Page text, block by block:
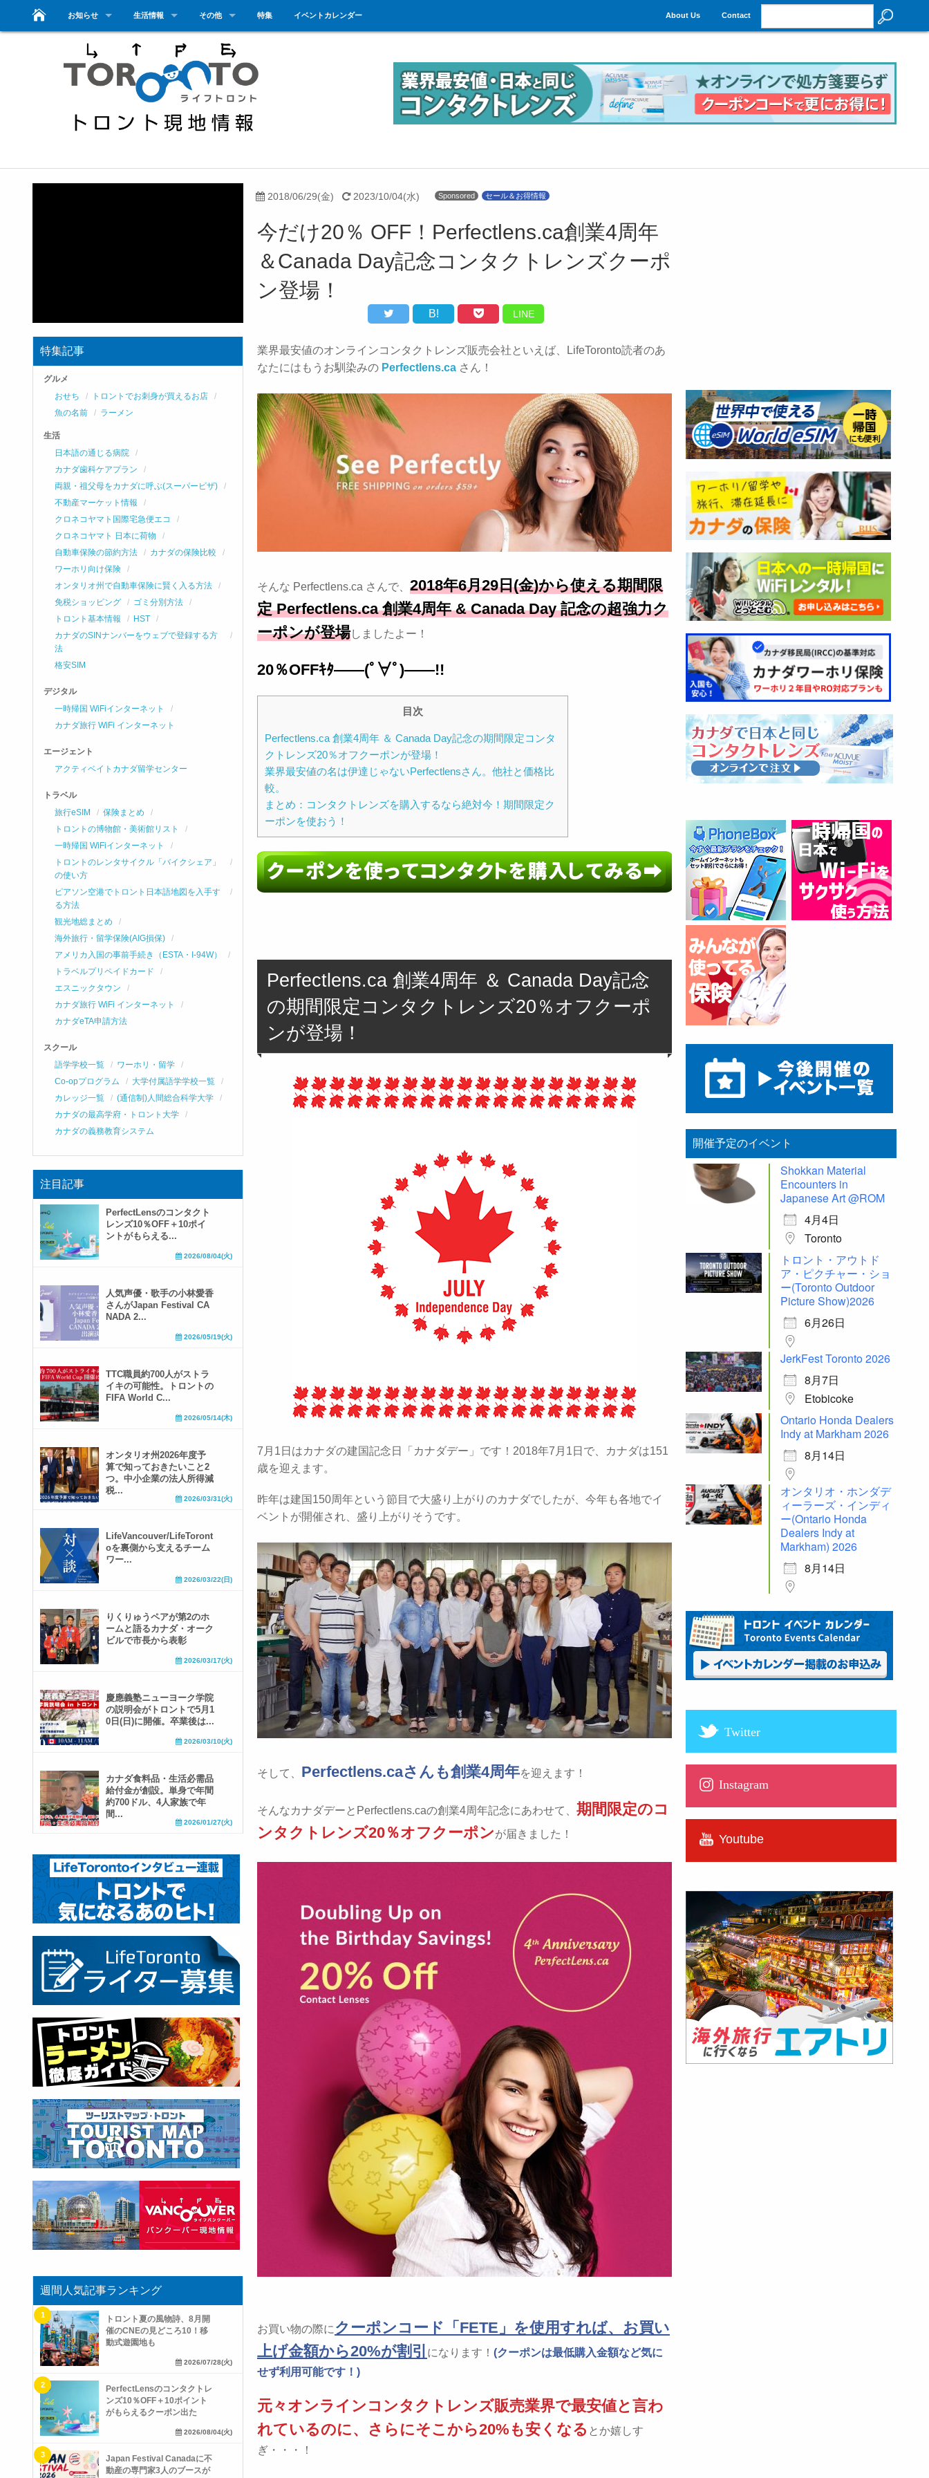
お知らせ 生活情報 その他 特集 イベントカレンダー About Us Contact
2018/06/29(金) 2023/10/04(水) Sponsored セール＆お得情報
今だけ20％ OFF！Perfectlens.ca創業4周年
＆Canada Day記念コンタクトレンズクーポ
ン登場！
B! LINE
業界最安値のオンラインコンタクトレンズ販売会社といえば、LifeToronto読者のあ
なたにはもうお馴染みの Perfectlens.ca さん！
そんな Perfectlens.ca さんで、 2018年6月29日(金)から使える期間限
定 Perfectlens.ca 創業4周年 & Canada Day 記念の超強力ク
ーポンが登場しましたよー！
20％OFFｷﾀ――(ﾟ∀ﾟ)――!!
目次
Perfectlens.ca 創業4周年 ＆ Canada Day記念の期間限定コンタ
クトレンズ20％オフクーポンが登場！
業界最安値の名は伊達じゃないPerfectlensさん。他社と価格比
較。
まとめ：コンタクトレンズを購入するなら絶対今！期間限定ク
ーポンを使おう！
Perfectlens.ca 創業4周年 ＆ Canada Day記念
の期間限定コンタクトレンズ20％オフクーポ
ンが登場！
7月1日はカナダの建国記念日「カナダデー」です！2018年7月1日で、カナダは151
歳を迎えます。
昨年は建国150周年という節目で大盛り上がりのカナダでしたが、今年も各地でイ
ベントが開催され、盛り上がりそうです。
そして、 Perfectlens.caさんも創業4周年を迎えます！
そんなカナダデーとPerfectlens.caの創業4周年記念にあわせて、 期間限定のコ
ンタクトレンズ20％オフクーポンが届きました！
お買い物の際に クーポンコード「FETE」を使用すれば、お買い
上げ金額から20%が割引
になります！ (クーポンは最低購入金額など気に
せず利用可能です！)
元々オンラインコンタクトレンズ販売業界で最安値と言わ
れているのに、さらにそこから20%も安くなる とか嬉しす
ぎ・・・！
特集記事
グルメ
おせち
トロントでお刺身が買えるお店
魚の名前
ラーメン
生活
日本語の通じる病院
カナダ歯科ケアプラン
両親・祖父母をカナダに呼ぶ(スーパービザ)
不動産マーケット情報
クロネコヤマト国際宅急便エコ
クロネコヤマト 日本に荷物
自動車保険の節約方法
カナダの保険比較
ワーホリ向け保険
オンタリオ州で自動車保険に賢く入る方法
免税ショッピング
ゴミ分別方法
トロント基本情報
HST
カナダのSINナンバーをウェブで登録する方
法
格安SIM
デジタル
一時帰国 WiFiインターネット
カナダ旅行 WiFi インターネット
エージェント
アクティベイトカナダ留学センター
トラベル
旅行eSIM
保険まとめ
トロントの博物館・美術館リスト
一時帰国 WiFiインターネット
トロントのレンタサイクル「バイクシェア」
の使い方
ピアソン空港でトロント日本語地図を入手す
る方法
観光地総まとめ
海外旅行・留学保険(AIG損保)
アメリカ入国の事前手続き（ESTA・I-94W）
トラベルプリペイドカード
エスニックタウン
カナダ旅行 WiFi インターネット
カナダeTA申請方法
スクール
語学学校一覧
ワーホリ・留学
Co-opプログラム
大学付属語学学校一覧
カレッジ一覧
(通信制)人間総合科学大学
カナダの最高学府・トロント大学
カナダの義務教育システム
注目記事
PerfectLensのコンタクト
レンズ10％OFF＋10ポイ
ントがもらえる...
2026/08/04(火)
人気声優・歌手の小林愛香
さんがJapan Festival CA
NADA 2...
2026/05/19(火)
TTC職員約700人がストラ
イキの可能性。トロントの
FIFA World C...
2026/05/14(木)
オンタリオ州2026年度予
算で知っておきたいこと2
つ。中小企業の法人所得減
税...
2026/03/31(火)
LifeVancouver/LifeToront
oを裏側から支えるチーム
ワー...
2026/03/22(日)
りくりゅうペアが第2のホ
ームと語るカナダ・オーク
ビルで市長から表彰
2026/03/17(火)
慶應義塾ニューヨーク学院
の説明会がトロントで5月1
0日(日)に開催。卒業後は...
2026/03/10(火)
カナダ食料品・生活必需品
給付金が創設。単身で年間
約700ドル、4人家族で年
間...
2026/01/27(火)
週間人気記事ランキング
トロント夏の風物詩、8月開
催のCNEの見どころ10！移
動式遊園地も
2026/07/28(火)
PerfectLensのコンタクトレ
ンズ10％OFF＋10ポイント
がもらえるクーポン出た
2026/08/04(火)
Japan Festival Canadaに不
動産の専門家3人のブースが
開催予定のイベント
Shokkan Material
Encounters in
Japanese Art @ROM
4月4日
Toronto
トロント・アウトド
ア・ピクチャー・ショ
ー(Toronto Outdoor
Picture Show)2026
6月26日
JerkFest Toronto 2026
8月7日
Etobicoke
Ontario Honda Dealers
Indy at Markham 2026
8月14日
オンタリオ・ホンダデ
ィーラーズ・インディ
ー(Ontario Honda
Dealers Indy at
Markham) 2026
8月14日
Twitter
Instagram
Youtube